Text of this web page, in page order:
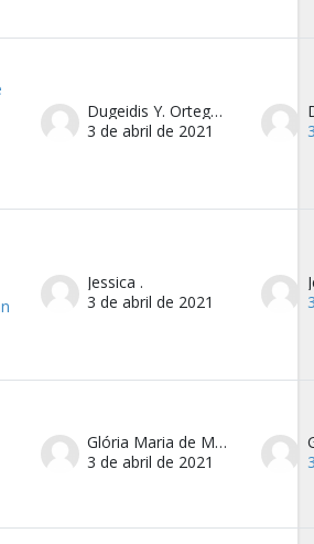
Dugeidis Y. Ortega C.
3 de abril de 2021
Jessica .
3 de abril de 2021
Glória Maria de Melo Ferreira
3 de abril de 2021